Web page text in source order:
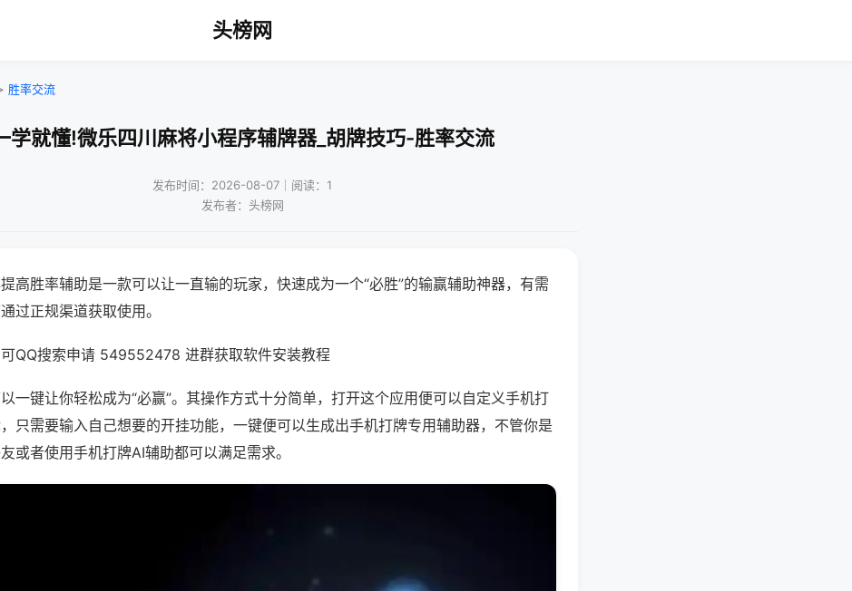
头榜网
胜率交流
学就懂!微乐四川麻将小程序辅牌器_胡牌技巧-胜率交流
发布时间：2026-08-07｜阅读：1
发布者：头榜网
高胜率辅助是一款可以让一直输的玩家，快速成为一个“必胜”的输赢辅助神器，有需
过正规渠道获取使用。
QQ搜索申请 549552478 进群获取软件安装教程
一键让你轻松成为“必赢”。其操作方式十分简单，打开这个应用便可以自定义手机打
只需要输入自己想要的开挂功能，一键便可以生成出手机打牌专用辅助器，不管你是
或者使用手机打牌AI辅助都可以满足需求。